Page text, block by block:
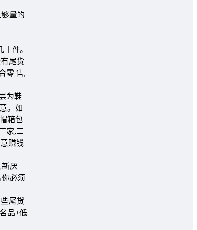
量的
件。
尾货
零 售,
为鞋
。如
箱包
家,三
赚钱
新厌
你必须
尾货
品+低